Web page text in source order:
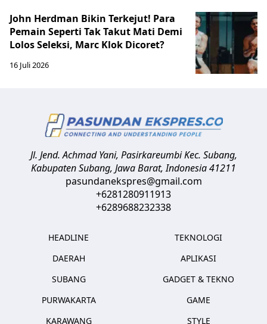
John Herdman Bikin Terkejut! Para
Pemain Seperti Tak Takut Mati Demi
Lolos Seleksi, Marc Klok Dicoret?
16 Juli 2026
Jl. Jend. Achmad Yani, Pasirkareumbi Kec. Subang,
Kabupaten Subang, Jawa Barat,Indonesia41211
pasundanekspres@gmail.com
+6281280911913
+6289688232338
HEADLINE
DAERAH
SUBANG
PURWAKARTA
KARAWANG
TEKNOLOGI
APLIKASI
GADGET & TEKNO
GAME
STYLE